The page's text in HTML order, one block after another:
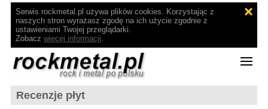
Serwis rockmetal.pl używa plików cookies. Korzystając z
naszych stron wyrażasz zgodę na ich użycie zgodnie z
ustawieniami Twojej przeglądarki.
Zobacz więcej informacji.
Recenzje płyt